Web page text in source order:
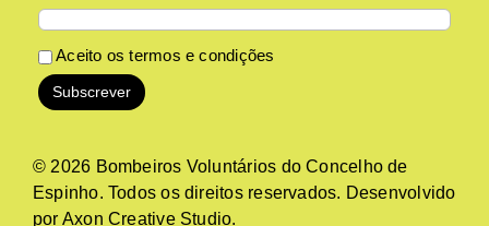
Aceito ostermos e condições
© 2026 Bombeiros Voluntários do Concelho de
Espinho. Todos os direitos reservados. Desenvolvido
por Axon Creative Studio.